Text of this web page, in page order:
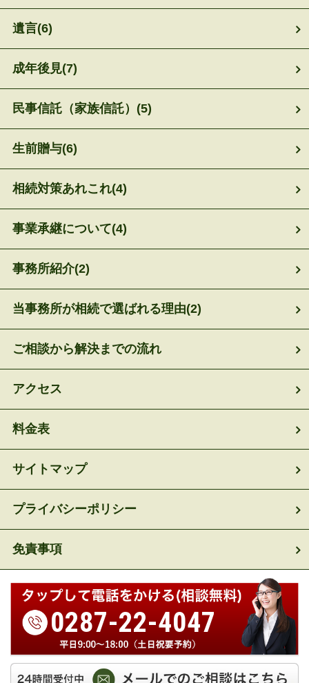
遺言(6)
成年後見(7)
民事信託（家族信託） (5)
生前贈与(6)
相続対策あれこれ(4)
事業承継について(4)
事務所紹介(2)
当事務所が相続で選ばれる理由(2)
ご相談から解決までの流れ
アクセス
料金表
サイトマップ
プライバシーポリシー
免責事項
0287-22-4047